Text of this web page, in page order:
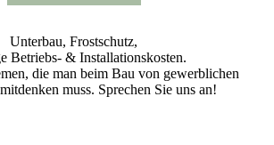
Unterbau, Frostschutz,
Betriebs- & Installationskosten.
die man beim Bau von gewerblichen
muss. Sprechen Sie uns an!